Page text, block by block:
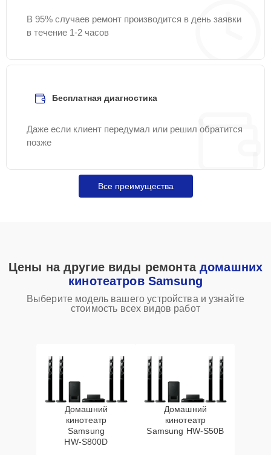
В 95% случаев ремонт производится в день заявки
в течение 1-2 часов
Бесплатная диагностика
Даже если клиент передумал или решил обратится
позже
Все преимущества
Цены на другие виды ремонта домашних
кинотеатров Samsung
Выберите модель вашего устройства и узнайте
стоимость всех видов работ
Домашний
кинотеатр
Samsung
HW‑S800D
Домашний
кинотеатр
Samsung HW‑S50B